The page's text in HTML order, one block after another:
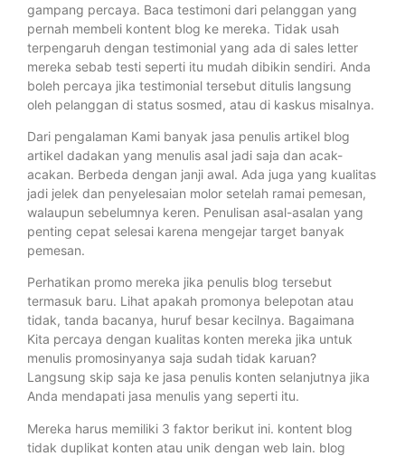
gampang percaya. Baca testimoni dari pelanggan yang
pernah membeli kontent blog ke mereka. Tidak usah
terpengaruh dengan testimonial yang ada di sales letter
mereka sebab testi seperti itu mudah dibikin sendiri. Anda
boleh percaya jika testimonial tersebut ditulis langsung
oleh pelanggan di status sosmed, atau di kaskus misalnya.
Dari pengalaman Kami banyak jasa penulis artikel blog
artikel dadakan yang menulis asal jadi saja dan acak-
acakan. Berbeda dengan janji awal. Ada juga yang kualitas
jadi jelek dan penyelesaian molor setelah ramai pemesan,
walaupun sebelumnya keren. Penulisan asal-asalan yang
penting cepat selesai karena mengejar target banyak
pemesan.
Perhatikan promo mereka jika penulis blog tersebut
termasuk baru. Lihat apakah promonya belepotan atau
tidak, tanda bacanya, huruf besar kecilnya. Bagaimana
Kita percaya dengan kualitas konten mereka jika untuk
menulis promosinyanya saja sudah tidak karuan?
Langsung skip saja ke jasa penulis konten selanjutnya jika
Anda mendapati jasa menulis yang seperti itu.
Mereka harus memiliki 3 faktor berikut ini. kontent blog
tidak duplikat konten atau unik dengan web lain. blog